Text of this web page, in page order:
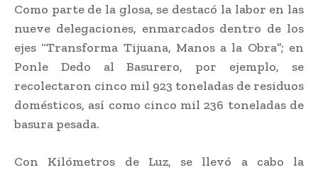
Como parte de la glosa, se destacó la labor en las
nueve delegaciones, enmarcados dentro de los
ejes “Transforma Tijuana, Manos a la Obra”; en
Ponle Dedo al Basurero, por ejemplo, se
recolectaron cinco mil 923 toneladas de residuos
domésticos, así como cinco mil 236 toneladas de
basura pesada.
Con Kilómetros de Luz, se llevó a cabo la